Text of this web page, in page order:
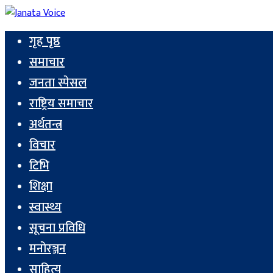
गृह पृष्ठ
समाचार
जनता स्पेसल
राष्ट्रिय समाचार
अर्थतन्त्र
विचार
टिभि
शिक्षा
स्वास्थ्य
सूचना प्रविधि
मनोरञ्जन